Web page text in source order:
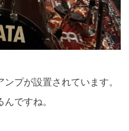
プが設置されています。
ですね。